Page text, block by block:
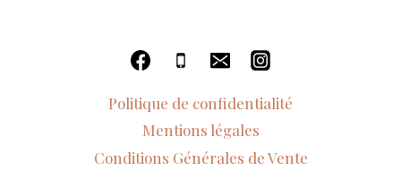
Politique de confidentialité
Mentions légales
Conditions Générales de Vente